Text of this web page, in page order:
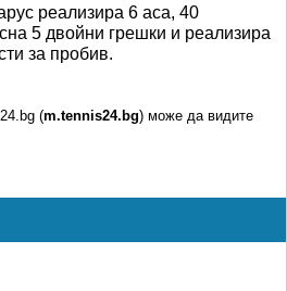
реализира 6 аса, 40
5 двойни грешки и реализира
за пробив.
(m.tennis24.bg) може да видите